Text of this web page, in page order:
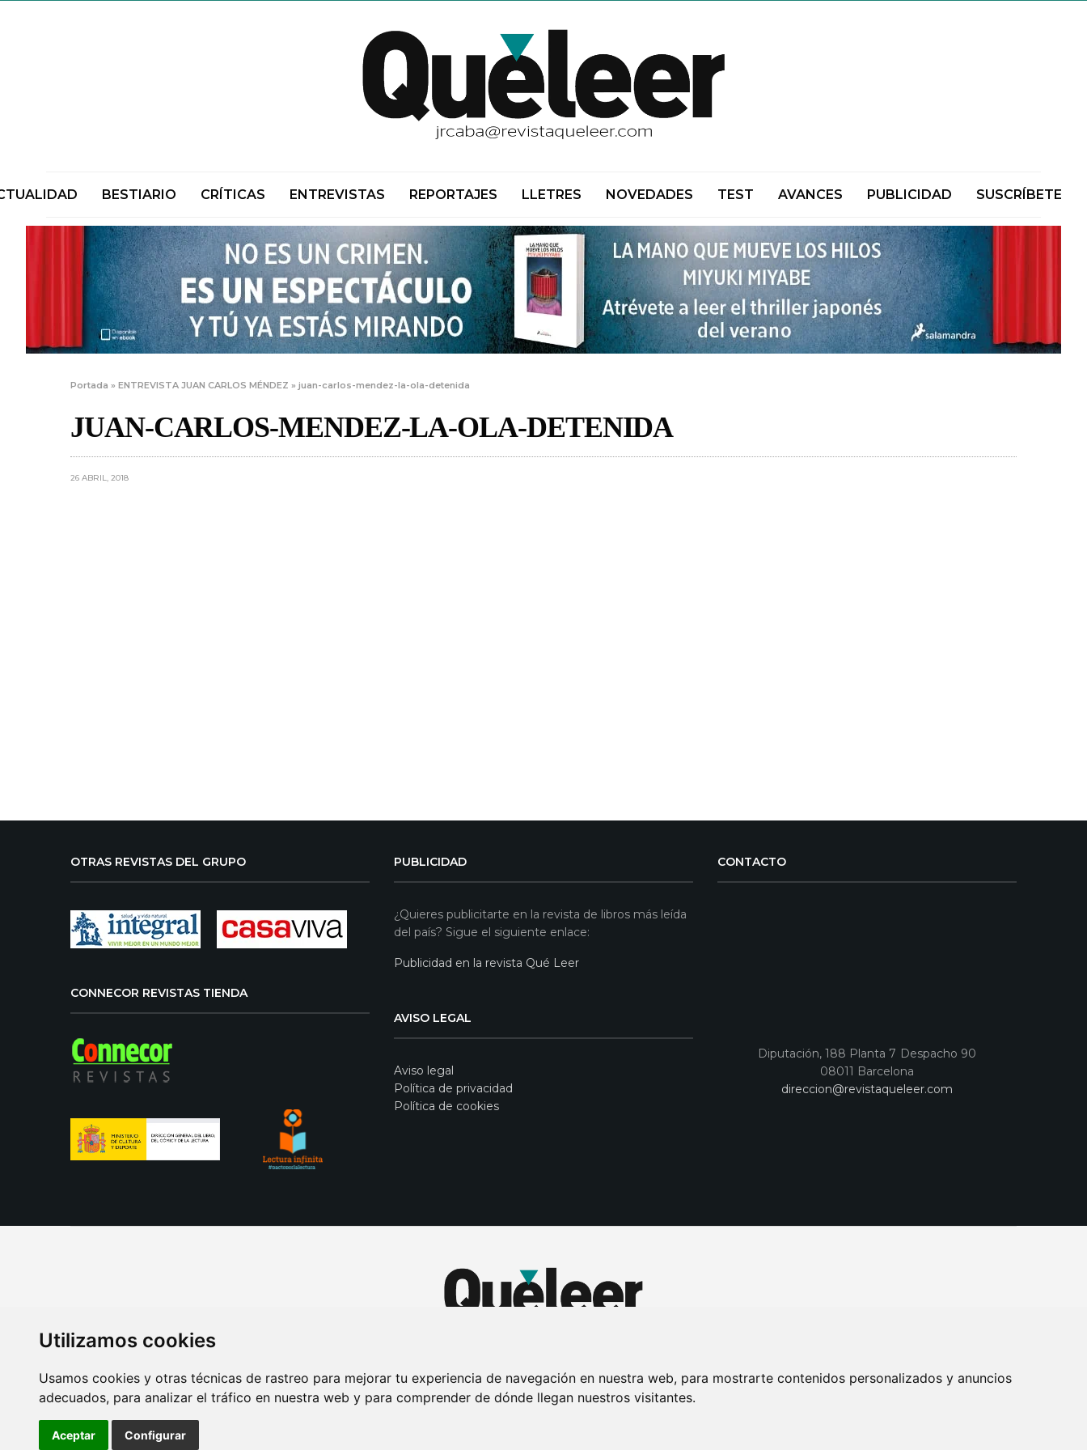
Utilizamos cookies
Usamos cookies y otras técnicas de rastreo para mejorar tu experiencia de navegación en nuestra web, para mostrarte contenidos personalizados y anuncios
adecuados, para analizar el tráfico en nuestra web y para comprender de dónde llegan nuestros visitantes.
Aceptar Configurar
BESTIARIO CRÍTICAS ENTREVISTAS REPORTAJES LLETRES NOVEDADES TEST AVANCES PUBLICIDAD SUSCRÍBETE
Portada »ENTREVISTA JUAN CARLOS MÉNDEZ »juan-carlos-mendez-la-ola-detenida
JUAN-CARLOS-MENDEZ-LA-OLA-DETENIDA
26 ABRIL, 2018
OTRAS REVISTAS DEL GRUPO
CONNECOR REVISTAS TIENDA
PUBLICIDAD
¿Quieres publicitarte en la revista de libros más leída
del país? Sigue el siguiente enlace:
Publicidad en la revista Qué Leer
AVISO LEGAL
Aviso legal
Política de privacidad
Política de cookies
CONTACTO
Diputación, 188 Planta 7 Despacho 90
08011 Barcelona
direccion@revistaqueleer.com
AVISO LEGAL POLITICA DE COOKIES POLITICA DE PRIVACIDAD PUBLICIDAD EN LA REVISTA QUÉ LEER SORTEO-PREESTRENOS